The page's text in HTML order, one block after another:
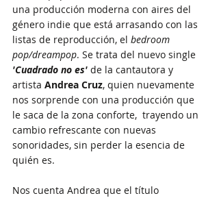
una producción moderna con aires del
género indie que está arrasando con las
listas de reproducción, el bedroom
pop/dreampop. Se trata del nuevo single
'Cuadrado no es' de la cantautora y
artista Andrea Cruz, quien nuevamente
nos sorprende con una producción que
le saca de la zona conforte,  trayendo un
cambio refrescante con nuevas
sonoridades, sin perder la esencia de
quién es.
Nos cuenta Andrea que el título